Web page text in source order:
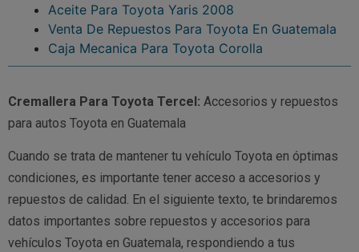
Aceite Para Toyota Yaris 2008
Venta De Repuestos Para Toyota En Guatemala
Caja Mecanica Para Toyota Corolla
Cremallera Para Toyota Tercel: Accesorios y repuestos
para autos Toyota en Guatemala
Cuando se trata de mantener tu vehículo Toyota en óptimas
condiciones, es importante tener acceso a accesorios y
repuestos de calidad. En el siguiente texto, te brindaremos
datos importantes sobre repuestos y accesorios para
vehículos Toyota en Guatemala, respondiendo a tus